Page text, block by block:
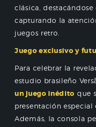
clásica,
capturando la
juegos retro.
Juego exclusivo y
Para celebrar la
estudio brasileño
un juego inédito que
presentación especial
Además, la consola